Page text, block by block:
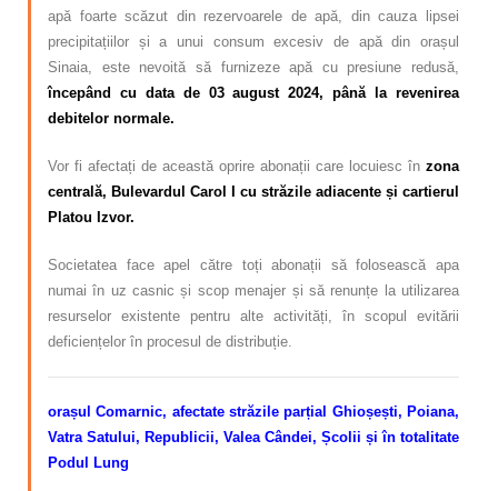
apă foarte scăzut din rezervoarele de apă, din cauza lipsei
precipitațiilor și a unui consum excesiv de apă din orașul
Sinaia, este nevoită să furnizeze apă cu presiune redusă,
începând cu data de 03 august 2024, până la revenirea
debitelor normale.
Vor fi afectați de această oprire abonații care locuiesc în zona
centrală, Bulevardul Carol I cu străzile adiacente și cartierul
Platou Izvor.
Societatea face apel către toți abonații să folosească apa
numai în uz casnic și scop menajer și să renunțe la utilizarea
resurselor existente pentru alte activități, în scopul evitării
deficiențelor în procesul de distribuție.
orașul Comarnic, afectate străzile parțial Ghioșești, Poiana,
Vatra Satului, Republicii, Valea Cândei, Școlii și în totalitate
Podul Lung